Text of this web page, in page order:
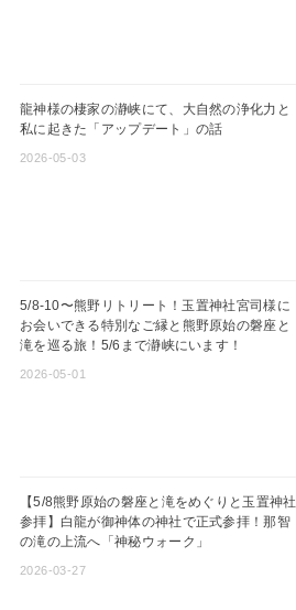
龍神様の棲家の瀞峡にて、大自然の浄化力と
私に起きた「アップデート」の話
2026-05-03
5/8-10〜熊野リトリート！玉置神社宮司様に
お会いできる特別なご縁と熊野原始の磐座と
滝を巡る旅！5/6まで瀞峡にいます！
2026-05-01
【5/8熊野原始の磐座と滝をめぐりと玉置神社
参拝】白龍が御神体の神社で正式参拝！那智
の滝の上流へ「神秘ウォーク」
2026-03-27